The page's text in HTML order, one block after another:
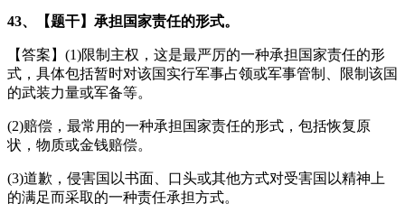
43、【题干】承担国家责任的形式。
【答案】(1)限制主权，这是最严厉的一种承担国家责任的形
式，具体包括暂时对该国实行军事占领或军事管制、限制该国
的武装力量或军备等。
(2)赔偿，最常用的一种承担国家责任的形式，包括恢复原
状，物质或金钱赔偿。
(3)道歉，侵害国以书面、口头或其他方式对受害国以精神上
的满足而采取的一种责任承担方式。